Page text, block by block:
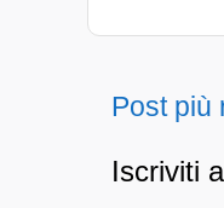
Post più
Iscriviti